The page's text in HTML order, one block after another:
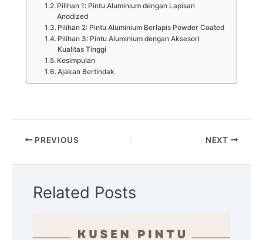
Pilihan 1: Pintu Aluminium dengan Lapisan
Anodized
Pilihan 2: Pintu Aluminium Berlapis Powder Coated
Pilihan 3: Pintu Aluminium dengan Aksesori
Kualitas Tinggi
Kesimpulan
Ajakan Bertindak
PREVIOUS NEXT
Related Posts